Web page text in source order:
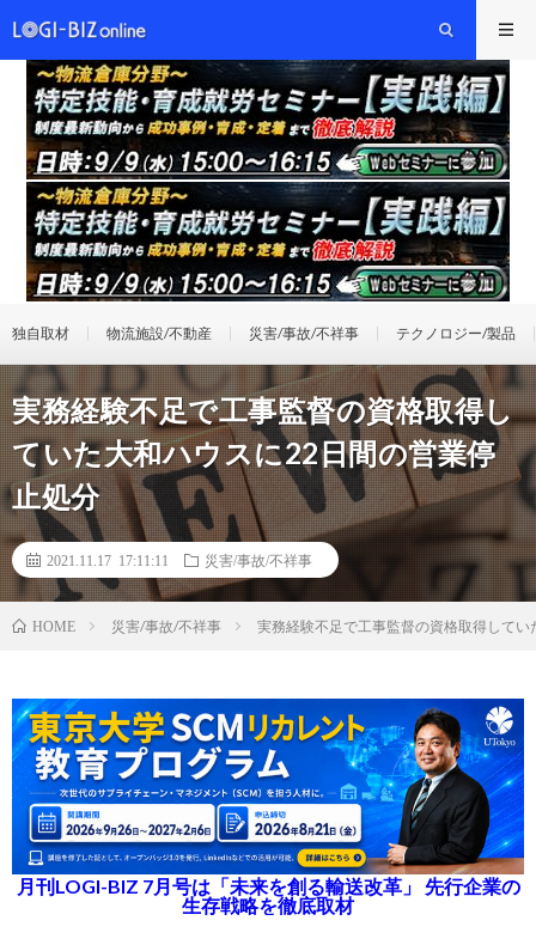
独自取材 物流施設/不動産 災害/事故/不祥事 テクノロジー/製品
実務経験不足で工事監督の資格取得し
ていた大和ハウスに22日間の営業停
止処分
2021.11.17 17:11:11 災害/事故/不祥事
HOME 災害/事故/不祥事 実務経験不足で工事監督の資格取得して
月刊LOGI-BIZ 7月号は「未来を創る輸送改革」 先行企業の
生存戦略を徹底取材